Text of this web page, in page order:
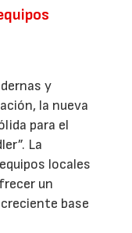
y
la nueva
para el
La
locales
un
base